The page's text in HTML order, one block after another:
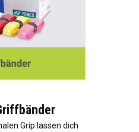
Grip lassen dich